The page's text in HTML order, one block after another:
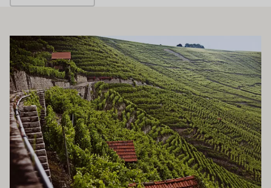
INTERESSIEREN
Mehr erfahren